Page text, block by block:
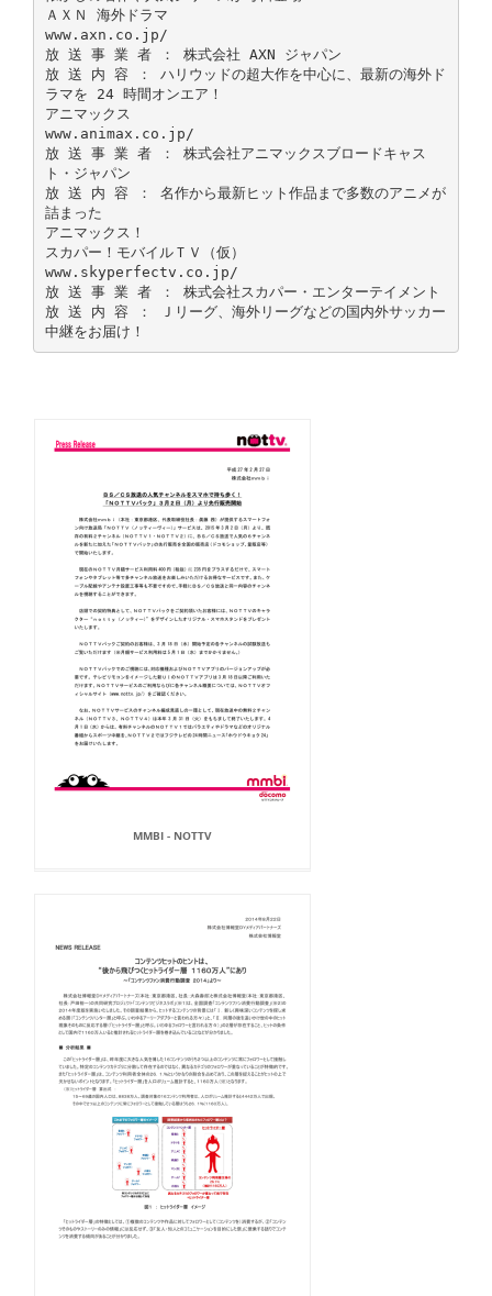
ＡＸＮ 海外ドラマ
www.axn.co.jp/
放 送 事 業 者 ： 株式会社 AXN ジャパン
放 送 内 容 ： ハリウッドの超大作を中心に、最新の海外ド
ラマを 24 時間オンエア！
アニマックス
www.animax.co.jp/
放 送 事 業 者 ： 株式会社アニマックスブロードキャス
ト・ジャパン
放 送 内 容 ： 名作から最新ヒット作品まで多数のアニメが
詰まった
アニマックス！
スカパー！モバイルＴＶ（仮）
www.skyperfectv.co.jp/
放 送 事 業 者 ： 株式会社スカパー・エンターテイメント
放 送 内 容 ： Ｊリーグ、海外リーグなどの国内外サッカー
MMBI - NOTTV